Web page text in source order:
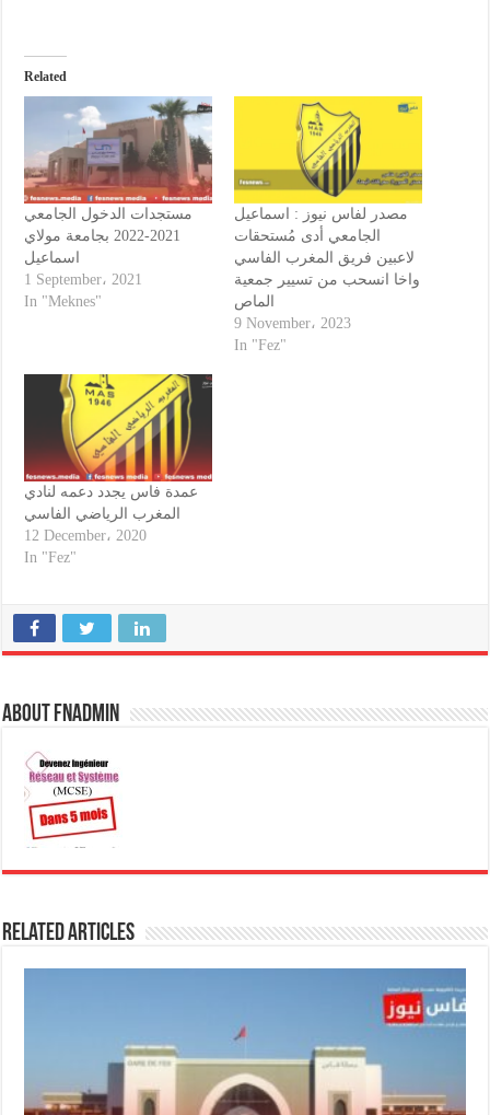
Related
مستجدات الدخول الجامعي
2021-2022 بجامعة مولاي
اسماعيل
1 September، 2021
In "Meknes"
مصدر لفاس نيوز : اسماعيل
الجامعي أدى مُستحقات
لاعبين فريق المغرب الفاسي
واخا انسحب من تسيير جمعية
الماص
9 November، 2023
In "Fez"
عمدة فاس يجدد دعمه لنادي
المغرب الرياضي الفاسي
12 December، 2020
In "Fez"
About fnadmin
Related Articles